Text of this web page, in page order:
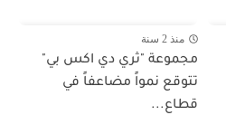
منذ 2 سنة
مجموعة "ثري دي اكس بي"
تتوقع نمواً مضاعفاً في
قطاع...